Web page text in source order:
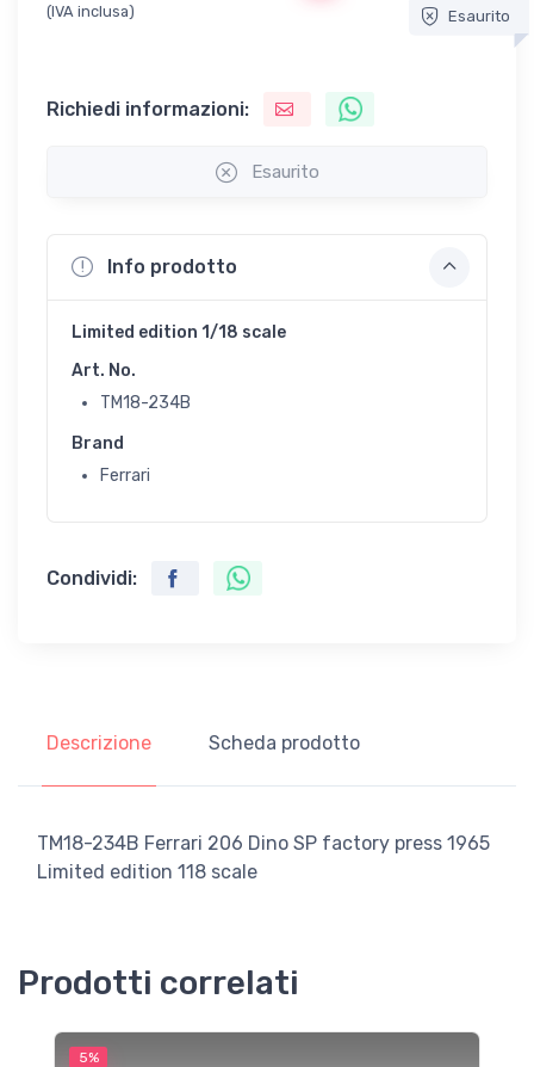
(IVA inclusa) Esaurito
Richiedi informazioni:
Esaurito
Info prodotto
Limited edition 1/18 scale
Art. No.
TM18-234B
Brand
Ferrari
Condividi:
Descrizione Scheda prodotto
TM18-234B Ferrari 206 Dino SP factory press 1965
Limited edition 118 scale
Prodotti correlati
5%